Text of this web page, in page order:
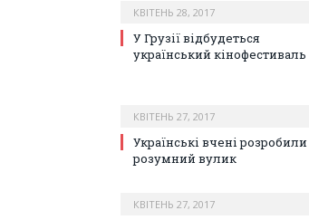
КВІТЕНЬ 28, 2017
У Грузії відбудеться
український кінофестиваль
КВІТЕНЬ 27, 2017
Українські вчені розробили
розумний вулик
КВІТЕНЬ 27, 2017